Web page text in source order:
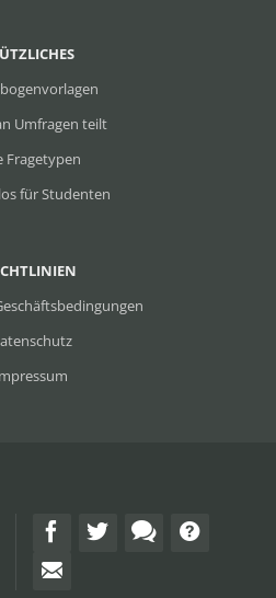
Umfragen teilt
Fragetypen
für Studenten